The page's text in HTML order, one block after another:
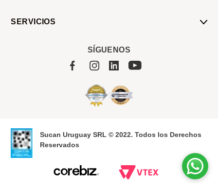
SERVICIOS
SÍGUENOS
Sucan Uruguay SRL © 2022. Todos los Derechos
Reservados